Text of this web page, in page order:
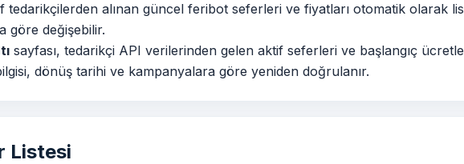
tedarikçilerden alınan güncel feribot seferleri ve fiyatları otomatik olarak
göre değişebilir.
sayfası, tedarikçi API verilerinden gelen aktif seferleri ve başlangıç
dönüş tarihi ve kampanyalara göre yeniden doğrulanır.
Listesi